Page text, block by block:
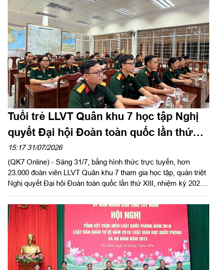
Chấp hành Trung ương Đảng, Bí thư Tỉnh ủy, Bí thư Đảng ủy
Quân sự tỉnh đồng chủ trì hội nghị.
Tuổi trẻ LLVT Quân khu 7 học tập Nghị
quyết Đại hội Đoàn toàn quốc lần thứ
XIII
15:17 31/07/2026
(QK7 Online) - Sáng 31/7, bằng hình thức trực tuyến, hơn
23.000 đoàn viên LLVT Quân khu 7 tham gia học tập, quán triệt
Nghị quyết Đại hội Đoàn toàn quốc lần thứ XIII, nhiệm kỳ 2026 -